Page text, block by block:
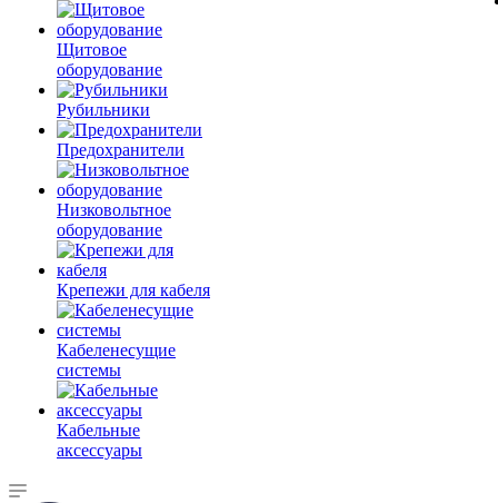
Щитовое
оборудование
Рубильники
Предохранители
Низковольтное
оборудование
Крепежи для кабеля
Кабеленесущие
системы
Кабельные
аксессуары